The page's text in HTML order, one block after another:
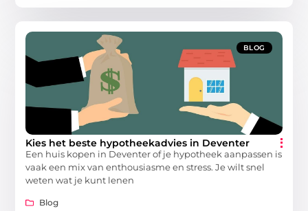
BLOG
Kies het beste hypotheekadvies in Deventer
Een huis kopen in Deventer of je hypotheek aanpassen is
vaak een mix van enthousiasme en stress. Je wilt snel
weten wat je kunt lenen
Blog